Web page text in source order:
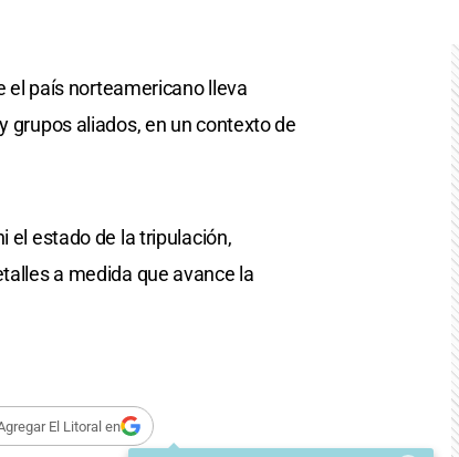
el país norteamericano lleva
grupos aliados, en un contexto de
el estado de la tripulación,
a medida que avance la
El Litoral en